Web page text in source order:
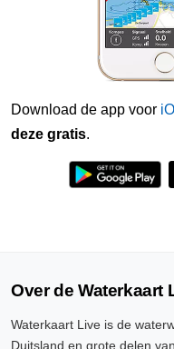
Download de app voor
deze gratis.
Over de Waterkaart
Waterkaart Live is de
Duitsland en grote delen